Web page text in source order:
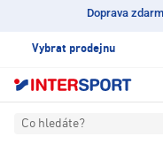
Doprava
Vybrat prodejnu
Co hledáte?